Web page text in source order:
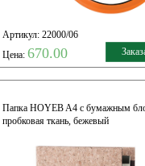
Артикул: 22000/06
Цена: 670.00
Папка HOYEB A4 с бумажным
пробковая ткань, бежевый